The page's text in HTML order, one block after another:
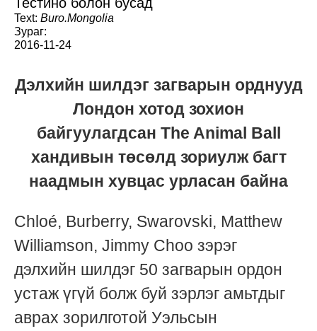
Text: Buro.Mongolia
Зураг:
2016-11-24
Дэлхийн шилдэг загварын орднууд
Лондон хотод зохион
байгуулагдсан The Animal Ball
хандивын төсөлд зориулж багт
наадмын хувцас урласан байна
Chloé, Burberry, Swarovski, Matthew
Williamson, Jimmy Choo зэрэг
дэлхийн шилдэг 50 загварын ордон
устаж үгүй болж буй зэрлэг амьтдыг
аврах зорилготой Уэльсын